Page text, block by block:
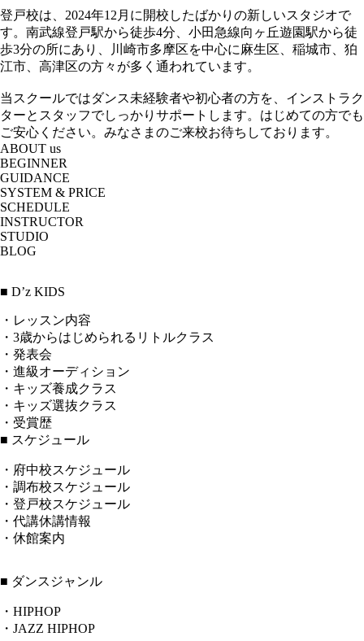
登戸校は、2024年12月に開校したばかりの新しいスタジオで
す。南武線登戸駅から徒歩4分、小田急線向ヶ丘遊園駅から徒
歩3分の所にあり、川崎市多摩区を中心に麻生区、稲城市、狛
江市、高津区の方々が多く通われています。
当スクールではダンス未経験者や初心者の方を、インストラク
ターとスタッフでしっかりサポートします。はじめての方でも
ご安心ください。みなさまのご来校お待ちしております。
ABOUT us
BEGINNER
GUIDANCE
SYSTEM & PRICE
SCHEDULE
INSTRUCTOR
STUDIO
BLOG
■ D’z KIDS
・レッスン内容
・3歳からはじめられるリトルクラス
・発表会
・進級オーディション
・キッズ養成クラス
・キッズ選抜クラス
・受賞歴
■ スケジュール
・府中校スケジュール
・調布校スケジュール
・登戸校スケジュール
・代講休講情報
・休館案内
■ ダンスジャンル
・HIPHOP
・JAZZ HIPHOP